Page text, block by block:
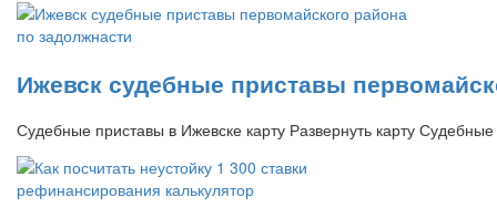
Ижевск судебные приставы
Судебные приставы в Ижевске карту Развернуть карту